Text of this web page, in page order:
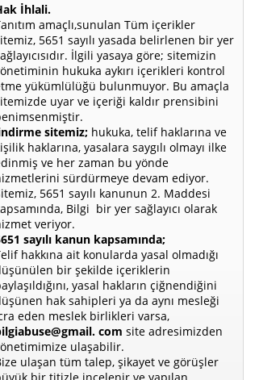
İhlali.
amaçlı,sunulan Tüm içerikler
5651 sayılı yasada belirlenen bir yer
İlgili yasaya göre; sitemizin
hukuka aykırı içerikleri kontrol
yükümlülüğü bulunmuyor. Bu amaçla
uyar ve içeriği kaldır prensibini
sitemiz; hukuka, telif haklarına ve
haklarına, yasalara saygılı olmayı ilke
ve her zaman bu yönde
sürdürmeye devam ediyor.
5651 sayılı kanunun 2. Maddesi
Bilgi bir yer sağlayıcı olarak
veriyor.
sayılı kanun kapsamında;
hakkına ait konularda yasal olmadığı
bir şekilde içeriklerin
yasal hakların çiğnendiğini
hak sahipleri ya da aynı mesleği
eden meslek birlikleri varsa,
com site adresimizden
ulaşabilir.
ulaşan tüm talep, şikayet ve görüşler